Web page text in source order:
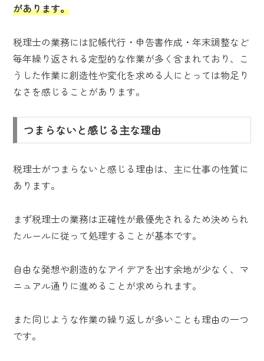
があります。
税理士の業務には記帳代行・申告書作成・年末調整など
毎年繰り返される定型的な作業が多く含まれており、こ
うした作業に創造性や変化を求める人にとっては物足り
なさを感じることがあります。
つまらないと感じる主な理由
税理士がつまらないと感じる理由は、主に仕事の性質に
あります。
まず税理士の業務は正確性が最優先されるため決められ
たルールに従って処理することが基本です。
自由な発想や創造的なアイデアを出す余地が少なく、マ
ニュアル通りに進めることが求められます。
また同じような作業の繰り返しが多いことも理由の一つ
です。